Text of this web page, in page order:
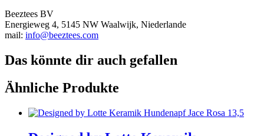
Beeztees BV
Energieweg 4, 5145 NW Waalwijk, Niederlande
mail: info@beeztees.com
Das könnte dir auch gefallen
Ähnliche Produkte